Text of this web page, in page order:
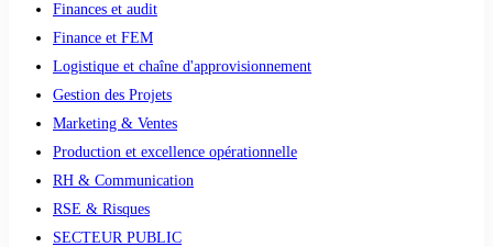
Finances et audit
Finance et FEM
Logistique et chaîne d'approvisionnement
Gestion des Projets
Marketing & Ventes
Production et excellence opérationnelle
RH & Communication
RSE & Risques
SECTEUR PUBLIC